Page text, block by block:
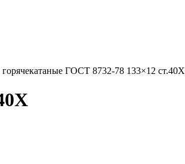
ГОСТ 8732-78 133×12 ст.40Х